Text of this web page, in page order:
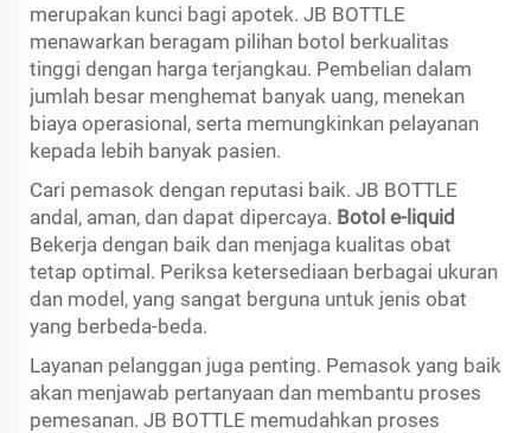
merupakan kunci bagi apotek. JB BOTTLE
menawarkan beragam pilihan botol berkualitas
tinggi dengan harga terjangkau. Pembelian dalam
jumlah besar menghemat banyak uang, menekan
biaya operasional, serta memungkinkan pelayanan
kepada lebih banyak pasien.
Cari pemasok dengan reputasi baik. JB BOTTLE
andal, aman, dan dapat dipercaya. Botol e-liquid
Bekerja dengan baik dan menjaga kualitas obat
tetap optimal. Periksa ketersediaan berbagai ukuran
dan model, yang sangat berguna untuk jenis obat
yang berbeda-beda.
Layanan pelanggan juga penting. Pemasok yang baik
akan menjawab pertanyaan dan membantu proses
pemesanan. JB BOTTLE memudahkan proses